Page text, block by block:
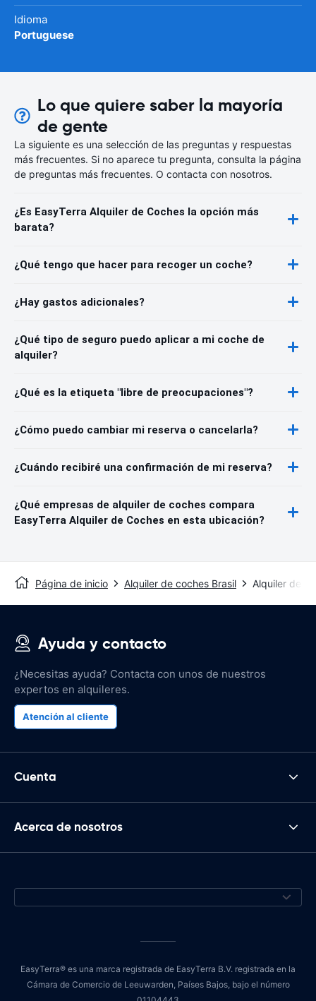
Idioma
Portuguese
Lo que quiere saber la mayoría
de gente
La siguiente es una selección de las preguntas y respuestas
más frecuentes. Si no aparece tu pregunta, consulta la página
de preguntas más frecuentes. O contacta con nosotros.
¿Es EasyTerra Alquiler de Coches la opción más
barata?
¿Qué tengo que hacer para recoger un coche?
¿Hay gastos adicionales?
¿Qué tipo de seguro puedo aplicar a mi coche de
alquiler?
¿Qué es la etiqueta "libre de preocupaciones"?
¿Cómo puedo cambiar mi reserva o cancelarla?
¿Cuándo recibiré una confirmación de mi reserva?
¿Qué empresas de alquiler de coches compara
EasyTerra Alquiler de Coches en esta ubicación?
Página de inicio Alquiler de coches Brasil Alquiler de
Ayuda y contacto
¿Necesitas ayuda? Contacta con unos de nuestros
expertos en alquileres.
Atención al cliente
Cuenta
Acerca de nosotros
EasyTerra® es una marca registrada de EasyTerra B.V. registrada en la
Cámara de Comercio de Leeuwarden, Países Bajos, bajo el número